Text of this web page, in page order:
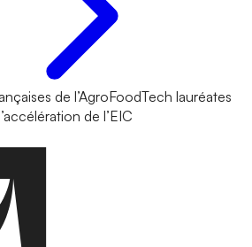
de l’AgroFoodTech lauréates
de l’EIC